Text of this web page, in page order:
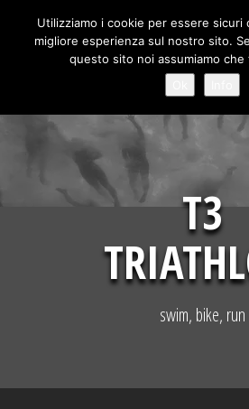
content
T3
swim, bike, run
Utilizziamo i cookie per essere sicuri
migliore esperienza sul nostro sito.
questo sito noi assumiamo